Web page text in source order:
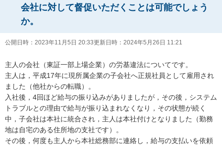
会社に対して督促いただくことは可能でしょう
か。
公開日時： 2023年11月5日 20:33更新日時： 2024年5月26日 11:21
主人の会社（東証一部上場企業）の労基違法についてです。
主人は，平成17年に現所属企業の子会社へ正規社員として雇用され
ました（他社からの転職）。
入社後，4回ほど給与の振り込みがありましたが，その後，システム
トラブルとの理由で給与が振り込まれなくなり，その状態が続く
中，子会社は本社に統合され，主人は本社付けとなりました（勤務
地は自宅のある住所地の支社です）。
その後，何度も主人から本社総務部に連絡し，給与の支払いを依頼